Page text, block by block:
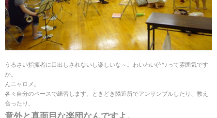
うるさい指揮者に口出しされないし楽しいな～。わいわい(^^♪って雰囲気です
か。
んニャロメ。
各々自分のペースで練習します。ときどき隣近所でアンサンブルしたり、教え
合ったり。
意外と真面目な楽団なんですよ。